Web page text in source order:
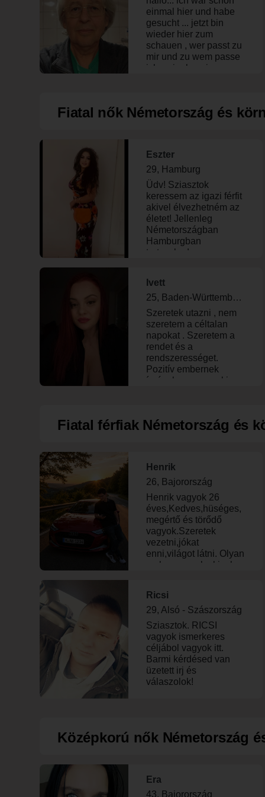
bohém, humoros,
önismeretezésre
nyitott, kommunikatív,
ápolt, kívül-belül
rendezett Férfit
keresek!
minden elveszik." Ruta
Sepetys
einmal hier und habe
gesucht ... jetzt bin
wieder hier zum
schauen , wer passt zu
mir und zu wem passe
ich... single sein
nach qualität und nicht
társalgási nyelvet
használok a tökéletes
nyelvtan helyett, a
nyelvet évek alatt,
kizárólag beszéd útján
tanultam meg.
Fiatal nők Németország és
Eszter
29, Hamburg
Üdv! Sziasztok
keressem az igazi férfit
akivel élvezhetném az
életet! Jellenleg
Németországban
Hamburgban
tartoszkodom
Ivett
25, Baden-Württemberg
Szeretek utazni , nem
szeretem a céltalan
napokat . Szeretem a
rendet és a
rendszerességet.
Pozitív embernek
írnám le magam aki
Fiatal férfiak Németország és
Henrik
26, Bajorország
Henrik vagyok 26
éves,Kedves,hüséges,
megértő és törődő
vagyok.Szeretek
vezetni,jókat
enni,világot látni. Olyan
ember vagyok akivel
keresek akivel boldog
lehetek,komoly
kapcsolat
szempontból.
Ricsi
29, Alsó - Szászország
Sziasztok. RICSI
vagyok ismerkeres
céljábol vagyok itt.
Barmi kérdésed van
üzetett irj és
válaszolok!
Középkorú nők Németország
Era
43, Bajorország